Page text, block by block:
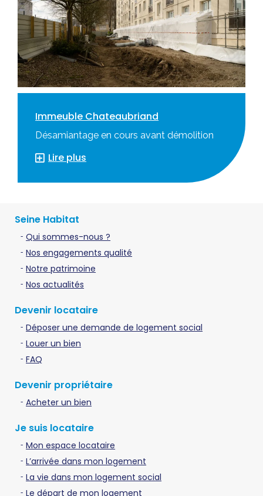
Immeuble Chateaubriand
Désamiantage en cours avant démolition
Lire plus
Seine Habitat
Qui sommes-nous ?
Nos engagements qualité
Notre patrimoine
Nos actualités
Devenir locataire
Déposer une demande de logement social
Louer un bien
FAQ
Devenir propriétaire
Acheter un bien
Je suis locataire
Mon espace locataire
L’arrivée dans mon logement
La vie dans mon logement social
Le départ de mon logement